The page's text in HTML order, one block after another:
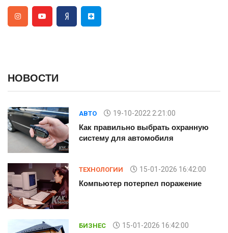
НОВОСТИ
АВТО 19-10-2022 2:21:00
Как правильно выбрать охранную
систему для автомобиля
ТЕХНОЛОГИИ 15-01-2026 16:42:00
Компьютер потерпел поражение
БИЗНЕС 15-01-2026 16:42:00